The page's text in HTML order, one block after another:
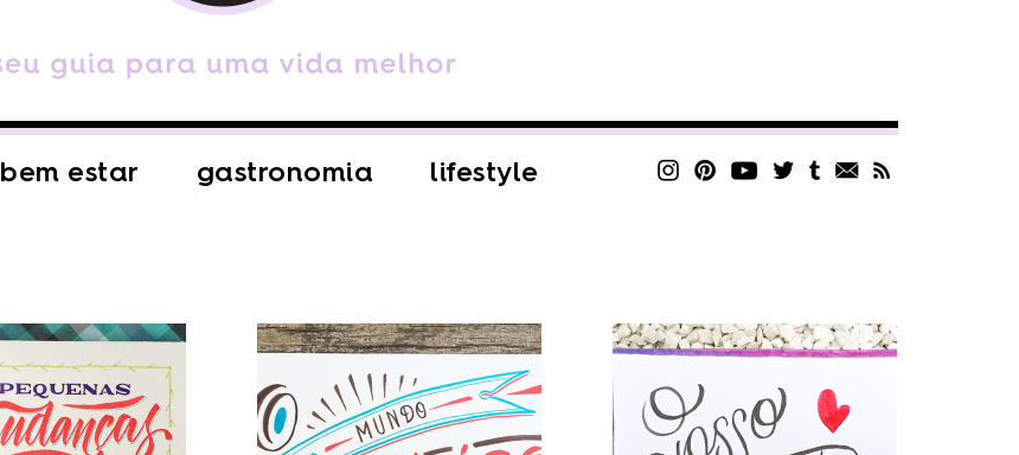
bem estar gastronomia lifestyle